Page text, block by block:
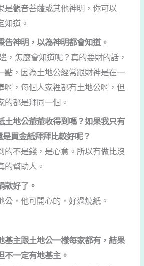
是觀音菩薩或其他神明，你可以
知道。
告神明，以為神明都會知道。
，怎麼會知道呢？真的要財的話，
點，因為土地公經常跟財神是在一
啊，每個人家裡都有土地公啊，但
的都是拜同一個。
土地公爺爺收得到嗎？如果我只有
買金紙拜拜比較好呢？
的不是錢，是心意。所以有做比沒
的幫助人。
款好了。
公，他可開心的，好過燒紙。
基主跟土地公一樣每家都有，結果
不一定有地基主。